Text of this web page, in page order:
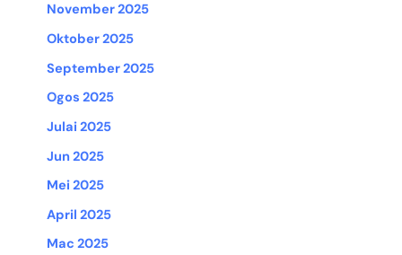
November 2025
Oktober 2025
September 2025
Ogos 2025
Julai 2025
Jun 2025
Mei 2025
April 2025
Mac 2025